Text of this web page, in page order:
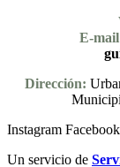
E-
Dirección:
Instagram
Un servicio de